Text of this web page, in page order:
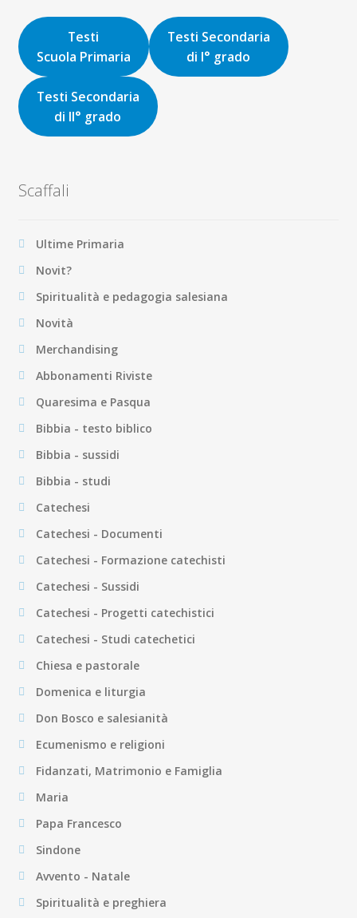
16,00€.15,20€.
Testi
Scuola Primaria
Testi Secondaria
di I° grado
Testi Secondaria
di II° grado
Scaffali
Ultime Primaria
Novit?
Spiritualità e pedagogia salesiana
Novità
Merchandising
Abbonamenti Riviste
Quaresima e Pasqua
Bibbia - testo biblico
Bibbia - sussidi
Bibbia - studi
Catechesi
Catechesi - Documenti
Catechesi - Formazione catechisti
Catechesi - Sussidi
Catechesi - Progetti catechistici
Catechesi - Studi catechetici
Chiesa e pastorale
Domenica e liturgia
Don Bosco e salesianità
Ecumenismo e religioni
Fidanzati, Matrimonio e Famiglia
Maria
Papa Francesco
Sindone
Avvento - Natale
Spiritualità e preghiera